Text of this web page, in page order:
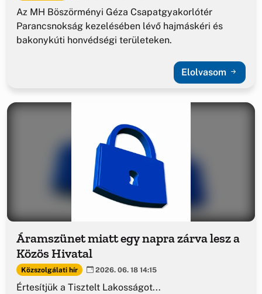
Az MH Böszörményi Géza Csapatgyakorlótér
Parancsnokság kezelésében lévő hajmáskéri és
bakonykúti honvédségi területeken.
Elolvasom
Áramszünet miatt egy napra zárva lesz a
Közös Hivatal
Közszolgálati hír 2026. 06. 18 14:15
Értesítjük a Tisztelt Lakosságot...